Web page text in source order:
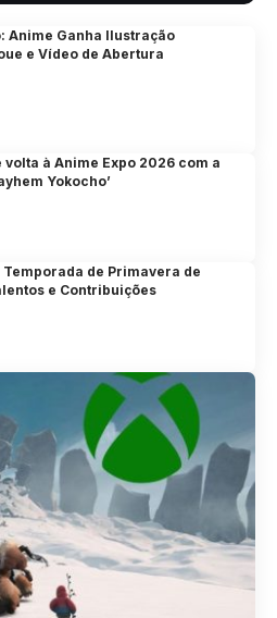
Anime Ganha Ilustração
e Vídeo de Abertura
à Anime Expo 2026 com a
Yokocho’
de Primavera de
e Contribuições